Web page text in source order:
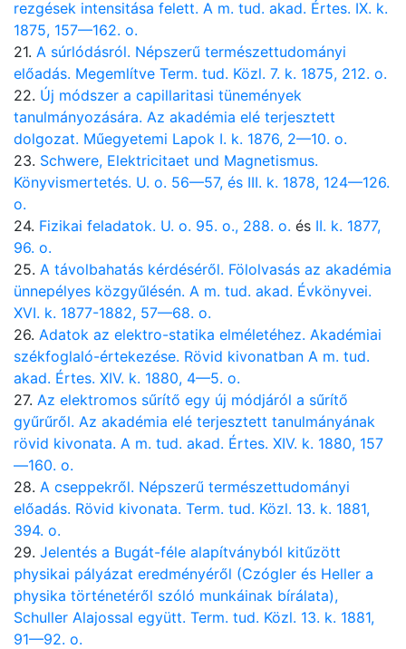
rezgések intensitása felett. A m. tud. akad. Értes. IX. k.
1875, 157—162. o.
21. A súrlódásról. Népszerű természettudományi
előadás. Megemlítve Term. tud. Közl. 7. k. 1875, 212. o.
22. Új módszer a capillaritasi tünemények
tanulmányozására. Az akadémia elé terjesztett
dolgozat. Műegyetemi Lapok I. k. 1876, 2—10. o.
23. Schwere, Elektricitaet und Magnetismus.
Könyvismertetés. U. o. 56—57, és III. k. 1878, 124—126.
o.
24. Fizikai feladatok. U. o. 95. o., 288. o. és II. k. 1877,
96. o.
25. A távolbahatás kérdéséről. Fölolvasás az akadémia
ünnepélyes közgyűlésén. A m. tud. akad. Évkönyvei.
XVI. k. 1877-1882, 57—68. o.
26. Adatok az elektro-statika elméletéhez. Akadémiai
székfoglaló-értekezése. Rövid kivonatban A m. tud.
akad. Értes. XIV. k. 1880, 4—5. o.
27. Az elektromos sűrítő egy új módjáról a sűrítő
gyűrűről. Az akadémia elé terjesztett tanulmányának
rövid kivonata. A m. tud. akad. Értes. XIV. k. 1880, 157
—160. o.
28. A cseppekről. Népszerű természettudományi
előadás. Rövid kivonata. Term. tud. Közl. 13. k. 1881,
394. o.
29. Jelentés a Bugát-féle alapítványból kitűzött
physikai pályázat eredményéről (Czógler és Heller a
physika történetéről szóló munkáinak bírálata),
Schuller Alajossal együtt. Term. tud. Közl. 13. k. 1881,
91—92. o.